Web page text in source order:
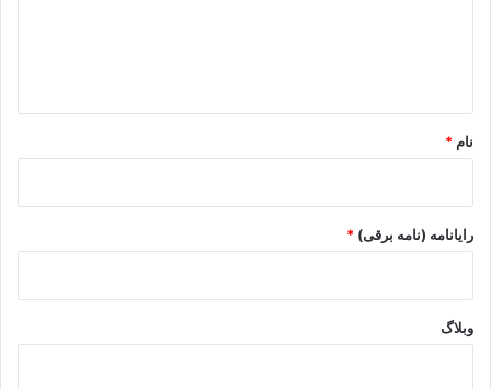
نام *
رایانامه (نامه برقی) *
وبلاگ